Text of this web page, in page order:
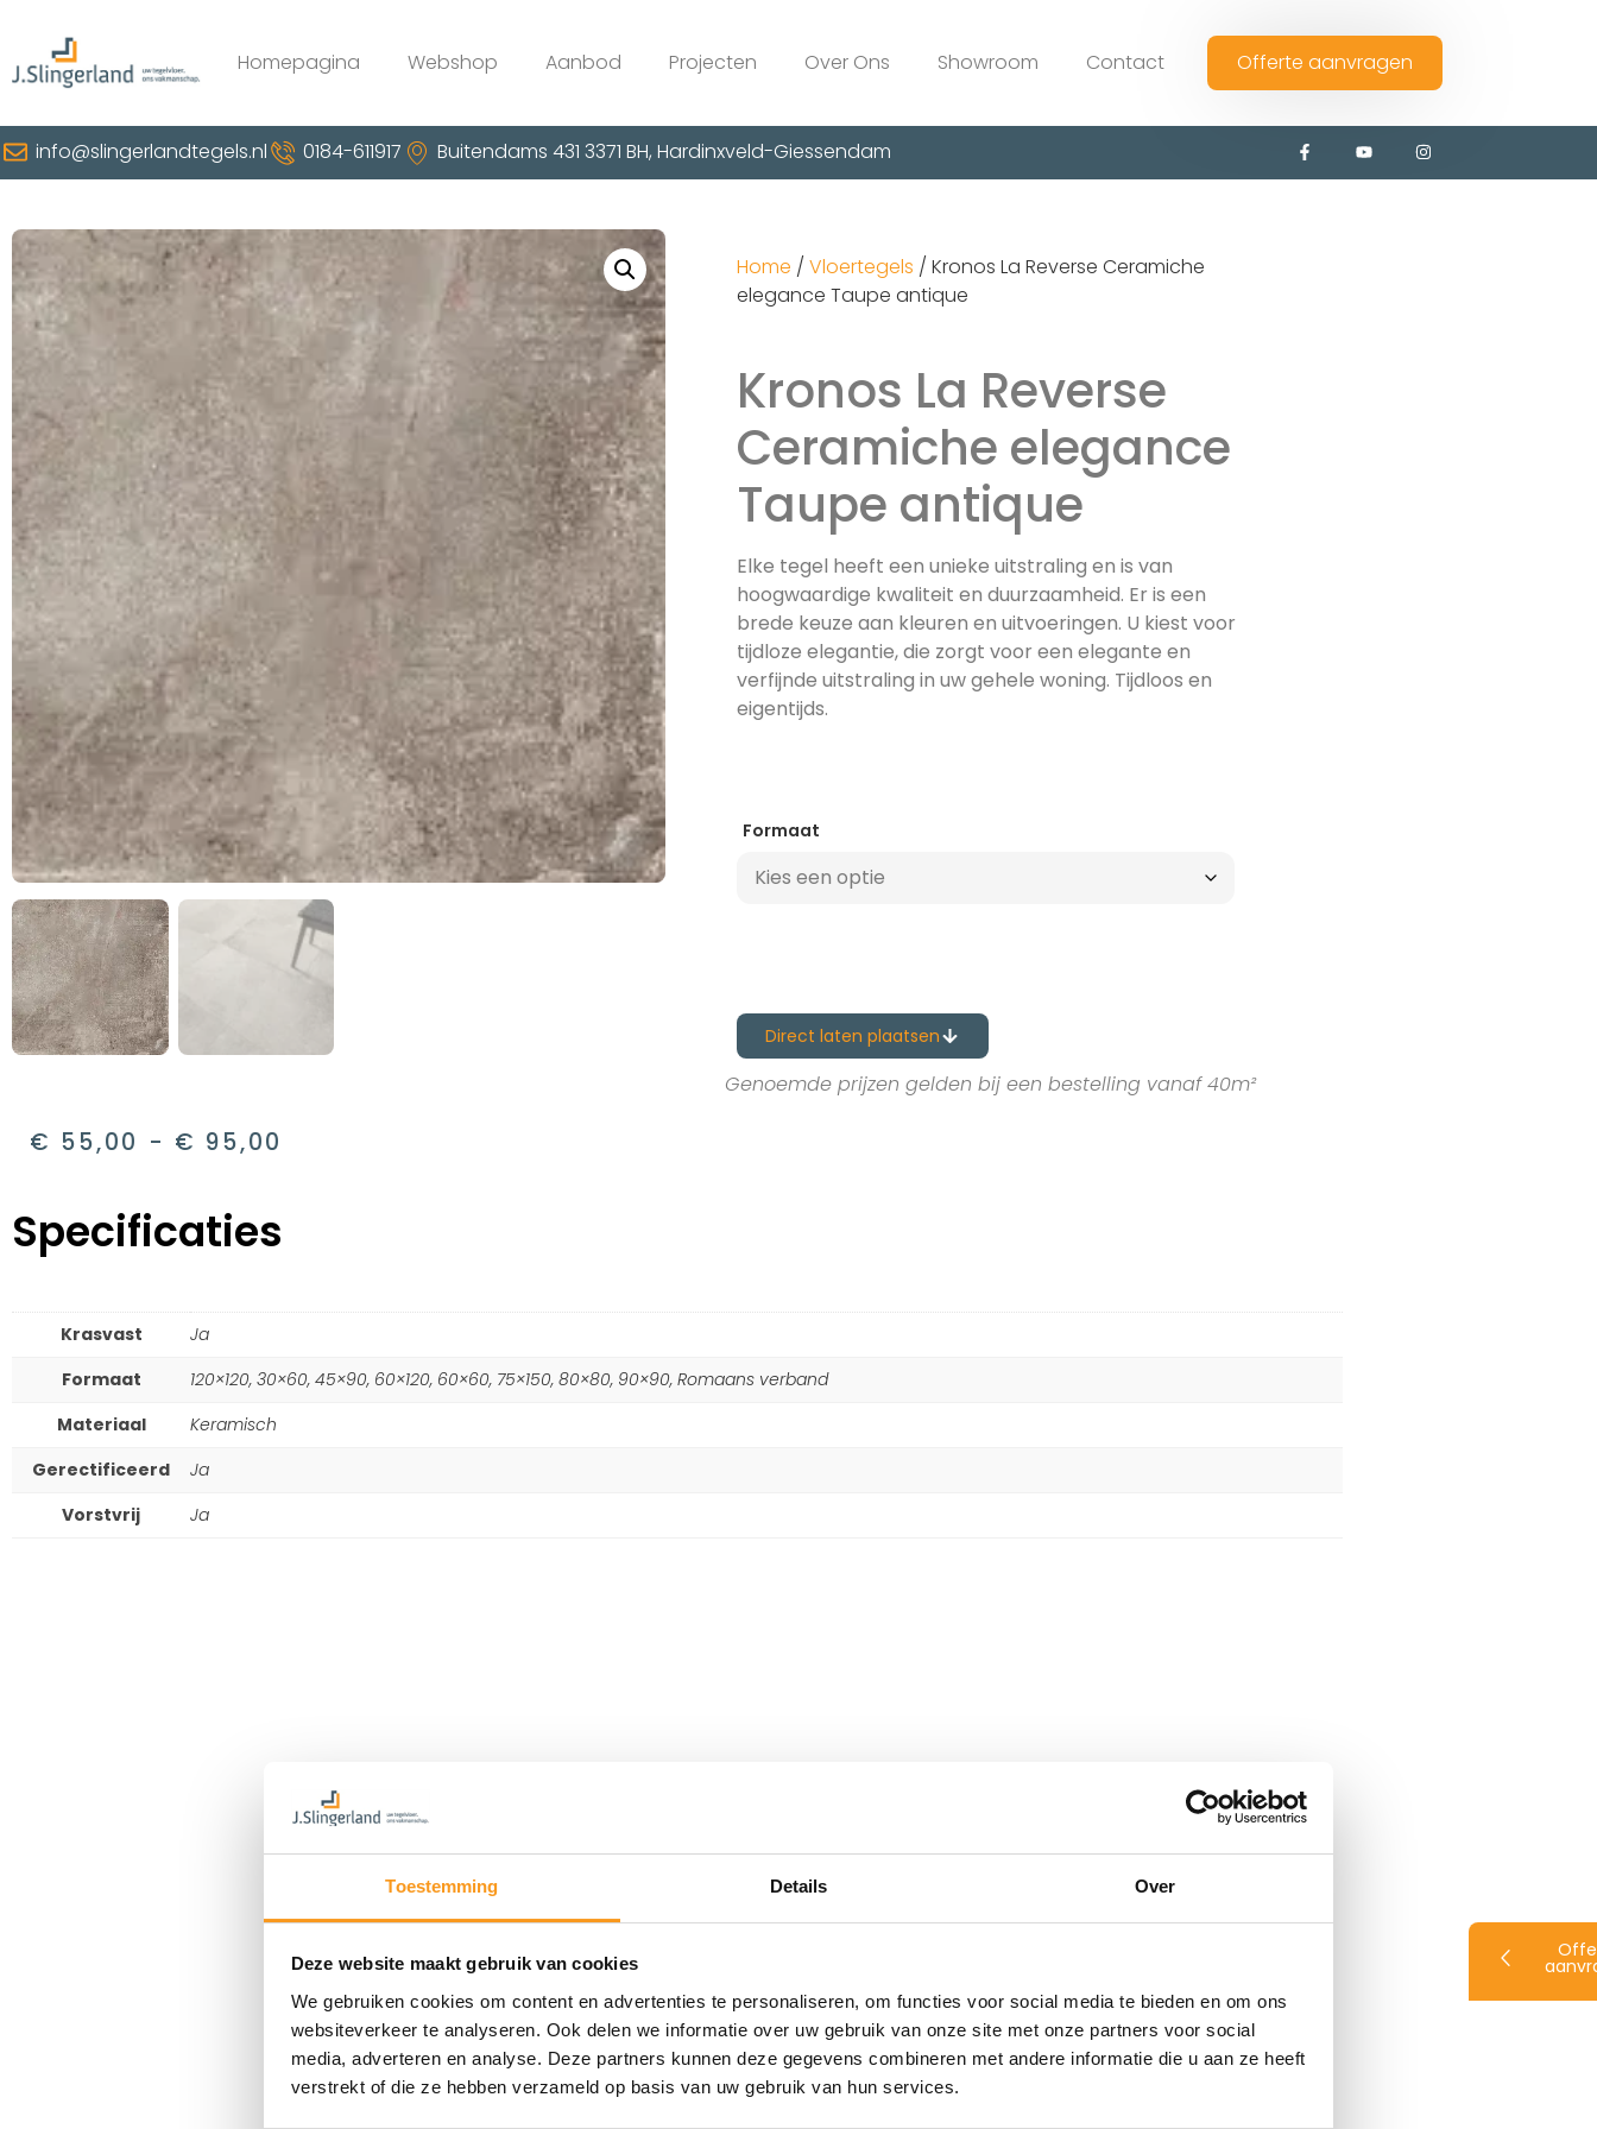
Toestemming Details Over
Deze website maakt gebruik van cookies
We gebruiken cookies om content en advertenties te personaliseren, om functies voor social media te bieden en om ons
websiteverkeer te analyseren. Ook delen we informatie over uw gebruik van onze site met onze partners voor social
media, adverteren en analyse. Deze partners kunnen deze gegevens combineren met andere informatie die u aan ze heeft
verstrekt of die ze hebben verzameld op basis van uw gebruik van hun services.
Homepagina Webshop Aanbod Projecten Over Ons Showroom Contact Offerte aanvragen
info@slingerlandtegels.nl 0184-611917 Buitendams 431 3371 BH, Hardinxveld-Giessendam
€ 55,00 - € 95,00
Home / Vloertegels / Kronos La Reverse Ceramiche
elegance Taupe antique
Kronos La Reverse
Ceramiche elegance
Taupe antique
Elke tegel heeft een unieke uitstraling en is van
hoogwaardige kwaliteit en duurzaamheid. Er is een
brede keuze aan kleuren en uitvoeringen. U kiest voor
tijdloze elegantie, die zorgt voor een elegante en
verfijnde uitstraling in uw gehele woning. Tijdloos en
eigentijds.
Formaat
Direct laten plaatsen
Genoemde prijzen gelden bij een bestelling vanaf 40m²
Specificaties
Krasvast
Ja
Formaat
120×120, 30×60, 45×90, 60×120, 60×60, 75×150, 80×80, 90×90, Romaans verband
Materiaal
Keramisch
Gerectificeerd
Ja
Vorstvrij
Ja